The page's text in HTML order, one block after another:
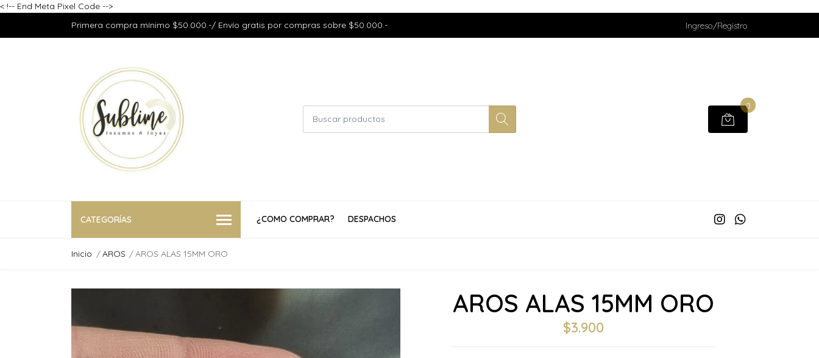
< !-- End Meta Pixel Code -->
Primera compra mínimo $50.000.-/ Envío gratis por compras sobre $50.000.-
Ingreso/Registro
0
CATEGORÍAS ¿COMO COMPRAR? DESPACHOS
Inicio AROS AROS ALAS 15MM ORO
AROS ALAS 15MM ORO
$3.900